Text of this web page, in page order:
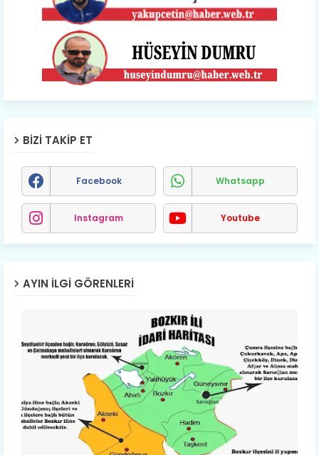
BIZI TAKIP ET
Facebook Whatsapp
Instagram Youtube
AYIN İLGI GÖRENLERI